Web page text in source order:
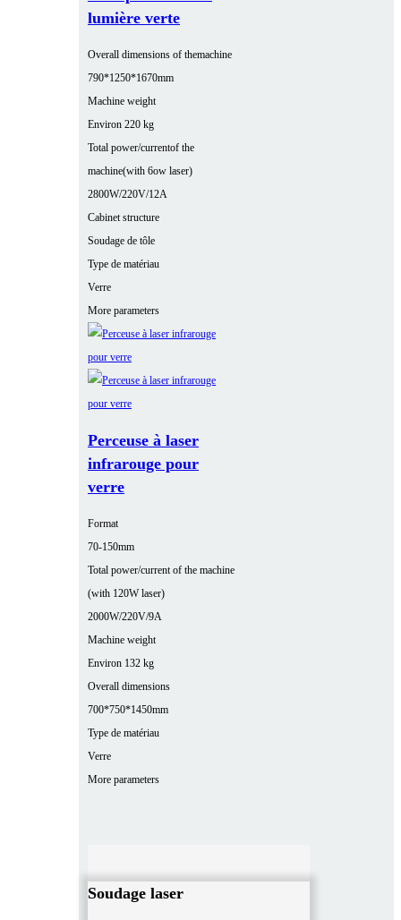
lumière verte
Overall dimensions of themachine
790*1250*1670mm
Machine weight
Environ 220 kg
Total power/currentof the
machine(with 6ow laser)
2800W/220V/12A
Cabinet structure
Soudage de tôle
Type de matériau
Verre
More parameters
Perceuse à laser
infrarouge pour
verre
Format
70-150mm
Total power/current of the machine
(with 120W laser)
2000W/220V/9A
Machine weight
Environ 132 kg
Overall dimensions
700*750*1450mm
Type de matériau
Verre
More parameters
Soudage laser